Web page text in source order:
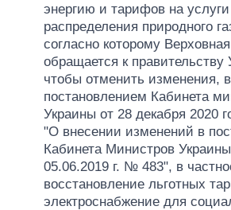
энергию и тарифов на услуги
распределения природного
согласно которому
обращается к правительству
чтобы отменить изменения,
постановлением Кабинета
Украины от 28 декабря 2020
"О внесении изменений в
Кабинета Министров
05.06.2019 г. № 483", в
восстановление льготных
электроснабжение для